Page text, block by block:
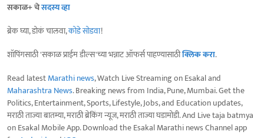
सकाळ+ चेसदस्य व्हा
ब्रेक घ्या, डोकं चालवा,कोडे सोडवा!
शॉपिंगसाठी 'सकाळ प्राईम डील्स'च्या भन्नाट ऑफर्स पाहण्यासाठीक्लिक करा.
Read latestMarathi news, Watch Live Streaming on Esakal and
Maharashtra News. Breaking news from India, Pune, Mumbai. Get the
Politics, Entertainment, Sports, Lifestyle, Jobs, and Education updates,
मराठी ताज्या बातम्या, मराठी ब्रेकिंग न्यूज, मराठी ताज्या घडामोडी. And Live taja batmya
on Esakal Mobile App. Download the Esakal Marathi news Channel app